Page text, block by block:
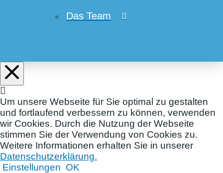
Das Team
Um unsere Webseite für Sie optimal zu gestalten
und fortlaufend verbessern zu können, verwenden
wir Cookies. Durch die Nutzung der Webseite
stimmen Sie der Verwendung von Cookies zu.
Weitere Informationen erhalten Sie in unserer
Datenschutzerklärung.
Einstellungen OK